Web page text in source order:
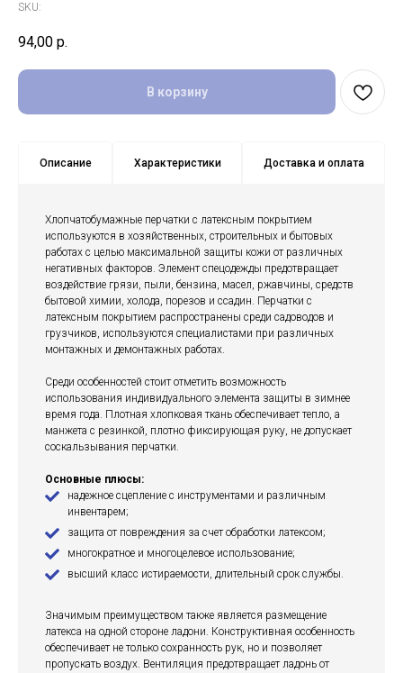
SKU:
94,00 р.
В корзину
Описание Характеристики Доставка и оплата
Хлопчатобумажные перчатки с латексным покрытием
используются в хозяйственных, строительных и бытовых
работах с целью максимальной защиты кожи от различных
негативных факторов. Элемент спецодежды предотвращает
воздействие грязи, пыли, бензина, масел, ржавчины, средств
бытовой химии, холода, порезов и ссадин. Перчатки с
латексным покрытием распространены среди садоводов и
грузчиков, используются специалистами при различных
монтажных и демонтажных работах.
Среди особенностей стоит отметить возможность
использования индивидуального элемента защиты в зимнее
время года. Плотная хлопковая ткань обеспечивает тепло, а
манжета с резинкой, плотно фиксирующая руку, не допускает
соскальзывания перчатки.
Основные плюсы:
надежное сцепление с инструментами и различным
инвентарем;
защита от повреждения за счет обработки латексом;
многократное и многоцелевое использование;
высший класс истираемости, длительный срок службы.
Значимым преимуществом также является размещение
латекса на одной стороне ладони. Конструктивная особенность
обеспечивает не только сохранность рук, но и позволяет
пропускать воздух. Вентиляция предотвращает ладонь от